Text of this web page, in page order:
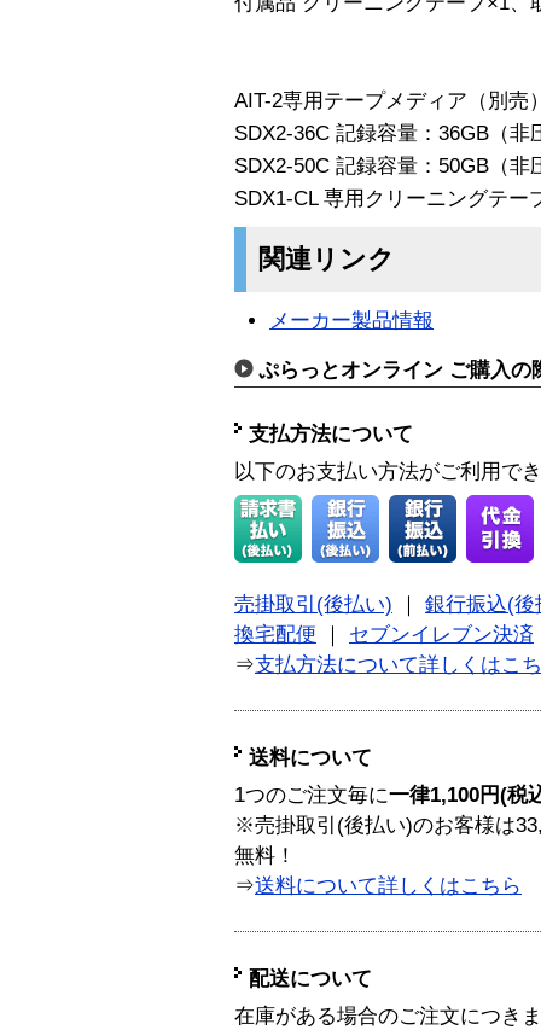
AIT-2専用テープメディア（別売
SDX2-36C 記録容量：36GB（
SDX2-50C 記録容量：50GB（
SDX1-CL 専用クリーニングテー
関連リンク
メーカー製品情報
ぷらっとオンライン ご購入の
支払方法について
以下のお支払い方法がご利用で
売掛取引(後払い)
銀行振込(後
換宅配便
セブンイレブン決済
⇒支払方法について詳しくはこ
送料について
1つのご注文毎に一律1,100円(税
※売掛取引(後払い)のお客様は
無料！
⇒送料について詳しくはこちら
配送について
在庫がある場合のご注文につき